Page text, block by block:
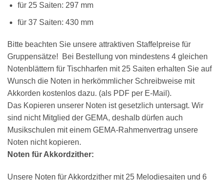
für 25 Saiten: 297 mm
für 37 Saiten: 430 mm
Bitte beachten Sie unsere attraktiven Staffelpreise für
Gruppensätze! Bei Bestellung von mindestens 4 gleichen
Notenblättern für Tischharfen mit 25 Saiten erhalten Sie auf
Wunsch die Noten in herkömmlicher Schreibweise mit
Akkorden kostenlos dazu. (als PDF per E-Mail).
Das Kopieren unserer Noten ist gesetzlich untersagt. Wir
sind nicht Mitglied der GEMA, deshalb dürfen auch
Musikschulen mit einem GEMA-Rahmenvertrag unsere
Noten nicht kopieren.
Noten für Akkordzither:
Unsere Noten für Akkordzither mit 25 Melodiesaiten und 6